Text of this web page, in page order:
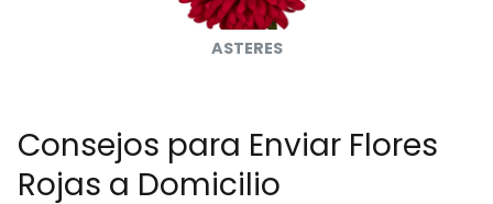
ASTERES
Consejos para Enviar Flores
Rojas a Domicilio